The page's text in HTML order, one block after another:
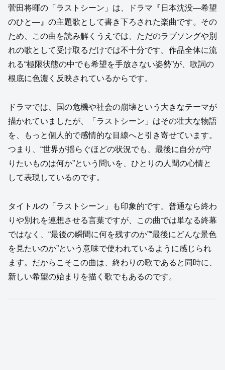
菅田将暉の「ラストシーン」は、ドラマ『日本沈没―希望
のひと―』の主題歌として書き下ろされた楽曲です。その
ため、この曲を読み解くうえでは、ただのラブソングや別
れの歌として受け取るだけでは不十分です。作品全体に流
れる“極限状態の中でも希望を手放さない姿勢”が、歌詞の
根底に色濃く反映されているからです。
ドラマでは、国の危機や社会の崩壊という大きなテーマが
描かれていましたが、「ラストシーン」はその壮大な物語
を、もっと個人的で感情的な目線へと引き寄せています。
つまり、“世界が揺らぐほどの状況でも、最後に自分が守
りたいものは何か”という問いを、ひとりの人間の心情と
して表現しているのです。
タイトルの「ラストシーン」も印象的です。普通なら終わ
りや別れを連想させる言葉ですが、この曲では単なる終幕
ではなく、“最後の瞬間に何を残すのか”“最後にどんな景色
を見たいのか”という意味で使われているように感じられ
ます。だからこそこの曲は、終わりの歌であると同時に、
新しい希望の始まりを描く歌でもあるのです。